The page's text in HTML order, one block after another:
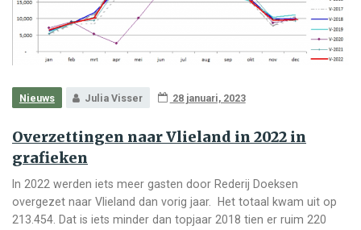
Nieuws Julia Visser 28 januari, 2023
Overzettingen naar Vlieland in 2022 in
grafieken
In 2022 werden iets meer gasten door Rederij Doeksen
overgezet naar Vlieland dan vorig jaar. Het totaal kwam uit op
213.454. Dat is iets minder dan topjaar 2018 tien er ruim 220